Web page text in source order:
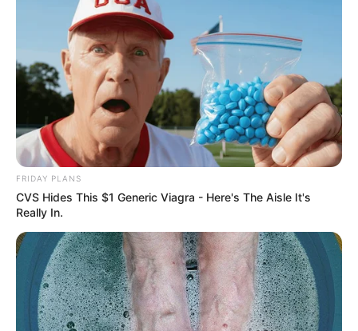
FRIDAY PLANS
CVS Hides This $1 Generic Viagra - Here's The Aisle It's
Really In.